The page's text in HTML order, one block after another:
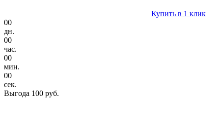
Купить в 1 клик
00
дн.
00
час.
00
мин.
00
сек.
Выгода 100 руб.